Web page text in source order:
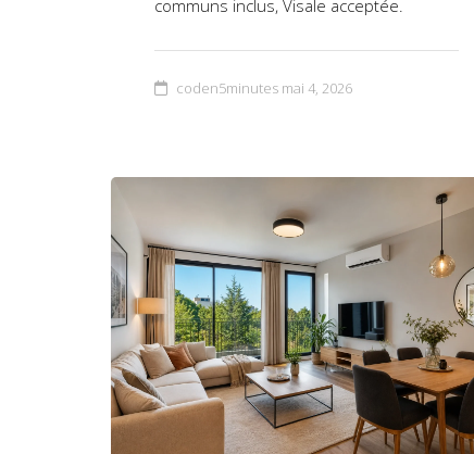
communs inclus, Visale acceptée.
coden5minutes mai 4, 2026